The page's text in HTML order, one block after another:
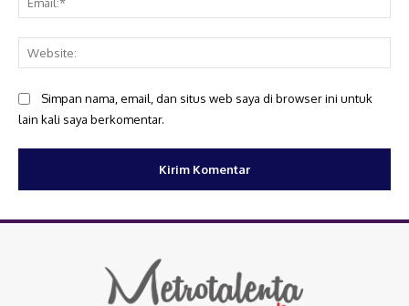
Simpan nama, email, dan situs web saya di browser ini untuk
lain kali saya berkomentar.